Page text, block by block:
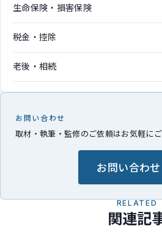
生命保険・損害保険
税金・控除
老後・相続
お問い合わせ
取材・執筆・監修のご依頼はお気軽にご
お問い合わせ
RELATED
関連記